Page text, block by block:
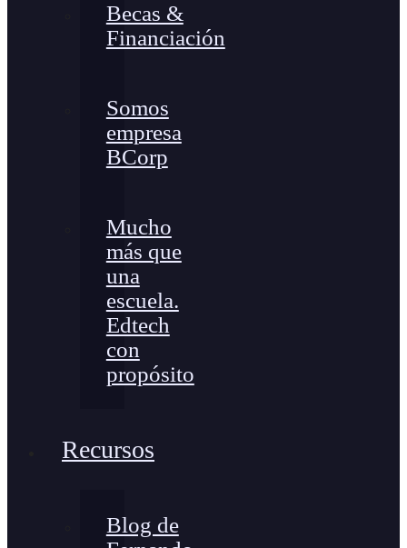
Becas &
Financiación
Somos
empresa
BCorp
Mucho
más que
una
escuela.
Edtech
con
propósito
Recursos
Blog de